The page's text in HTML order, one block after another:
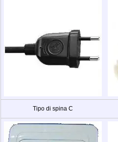
Tipo di spina C